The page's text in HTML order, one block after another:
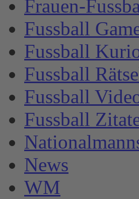
Frauen-
Fussball
Fussball
Fussball
Fussball
Fussball
News
WM